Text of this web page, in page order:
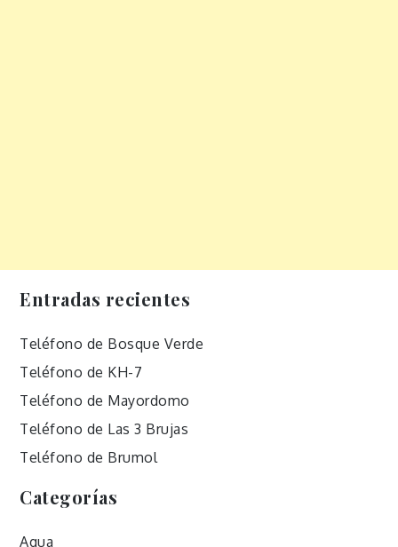
Entradas recientes
Teléfono de Bosque Verde
Teléfono de KH-7
Teléfono de Mayordomo
Teléfono de Las 3 Brujas
Teléfono de Brumol
Categorías
Agua